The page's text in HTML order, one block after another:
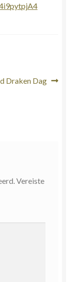
Draken Dag
Vereiste